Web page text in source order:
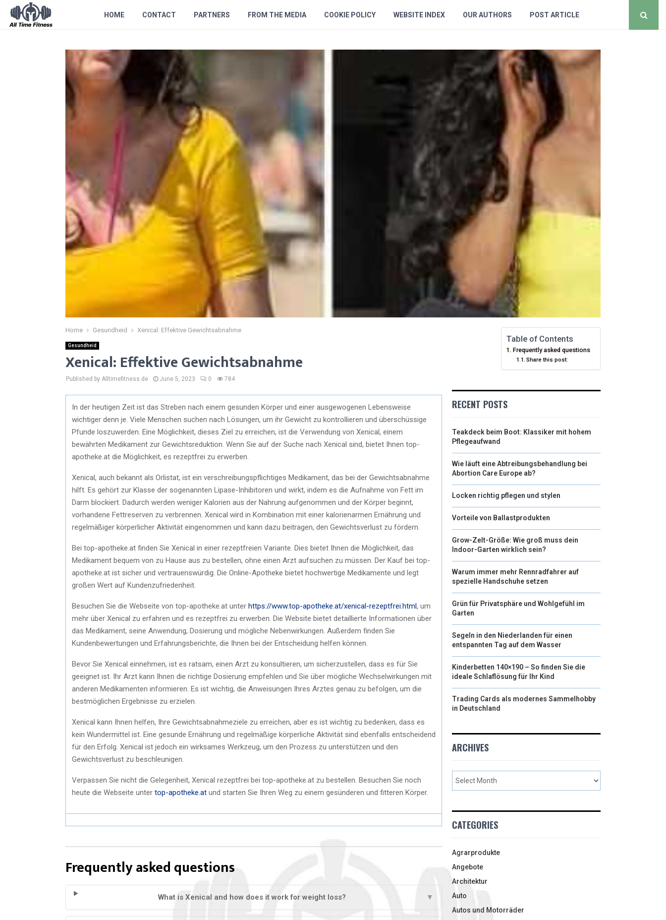
HOME CONTACT PARTNERS FROM THE MEDIA COOKIE POLICY WEBSITE INDEX OUR AUTHORS POST ARTICLE
Home Gesundheid Xenical: Effektive Gewichtsabnahme
Gesundheid
Xenical: Effektive Gewichtsabnahme
Published by Alltimefitness.de June 5, 2023 0 784
In der heutigen Zeit ist das Streben nach einem gesunden Körper und einer ausgewogenen Lebensweise
wichtiger denn je. Viele Menschen suchen nach Lösungen, um ihr Gewicht zu kontrollieren und überschüssige
Pfunde loszuwerden. Eine Möglichkeit, dieses Ziel zu erreichen, ist die Verwendung von Xenical, einem
bewährten Medikament zur Gewichtsreduktion. Wenn Sie auf der Suche nach Xenical sind, bietet Ihnen top-
apotheke.at die Möglichkeit, es rezeptfrei zu erwerben.
Xenical, auch bekannt als Orlistat, ist ein verschreibungspflichtiges Medikament, das bei der Gewichtsabnahme
hilft. Es gehört zur Klasse der sogenannten Lipase-Inhibitoren und wirkt, indem es die Aufnahme von Fett im
Darm blockiert. Dadurch werden weniger Kalorien aus der Nahrung aufgenommen und der Körper beginnt,
vorhandene Fettreserven zu verbrennen. Xenical wird in Kombination mit einer kalorienarmen Ernährung und
regelmäßiger körperlicher Aktivität eingenommen und kann dazu beitragen, den Gewichtsverlust zu fördern.
Bei top-apotheke.at finden Sie Xenical in einer rezeptfreien Variante. Dies bietet Ihnen die Möglichkeit, das
Medikament bequem von zu Hause aus zu bestellen, ohne einen Arzt aufsuchen zu müssen. Der Kauf bei top-
apotheke.at ist sicher und vertrauenswürdig. Die Online-Apotheke bietet hochwertige Medikamente und legt
großen Wert auf Kundenzufriedenheit.
Besuchen Sie die Webseite von top-apotheke.at unter https://www.top-apotheke.at/xenical-rezeptfrei.html, um
mehr über Xenical zu erfahren und es rezeptfrei zu erwerben. Die Website bietet detaillierte Informationen über
das Medikament, seine Anwendung, Dosierung und mögliche Nebenwirkungen. Außerdem finden Sie
Kundenbewertungen und Erfahrungsberichte, die Ihnen bei der Entscheidung helfen können.
Bevor Sie Xenical einnehmen, ist es ratsam, einen Arzt zu konsultieren, um sicherzustellen, dass es für Sie
geeignet ist. Ihr Arzt kann Ihnen die richtige Dosierung empfehlen und Sie über mögliche Wechselwirkungen mit
anderen Medikamenten informieren. Es ist wichtig, die Anweisungen Ihres Arztes genau zu befolgen, um die
bestmöglichen Ergebnisse zu erzielen.
Xenical kann Ihnen helfen, Ihre Gewichtsabnahmeziele zu erreichen, aber es ist wichtig zu bedenken, dass es
kein Wundermittel ist. Eine gesunde Ernährung und regelmäßige körperliche Aktivität sind ebenfalls entscheidend
für den Erfolg. Xenical ist jedoch ein wirksames Werkzeug, um den Prozess zu unterstützen und den
Gewichtsverlust zu beschleunigen.
Verpassen Sie nicht die Gelegenheit, Xenical rezeptfrei bei top-apotheke.at zu bestellen. Besuchen Sie noch
heute die Webseite unter top-apotheke.at und starten Sie Ihren Weg zu einem gesünderen und fitteren Körper.
Frequently asked questions
What is Xenical and how does it work for weight loss? ▼
Table of Contents
Frequently asked questions
Share this post:
RECENT POSTS
Teakdeck beim Boot: Klassiker mit hohem
Pflegeaufwand
Wie läuft eine Abtreibungsbehandlung bei
Abortion Care Europe ab?
Locken richtig pflegen und stylen
Vorteile von Ballastprodukten
Grow-Zelt-Größe: Wie groß muss dein
Indoor-Garten wirklich sein?
Warum immer mehr Rennradfahrer auf
spezielle Handschuhe setzen
Grün für Privatsphäre und Wohlgefühl im
Garten
Segeln in den Niederlanden für einen
entspannten Tag auf dem Wasser
Kinderbetten 140×190 – So finden Sie die
ideale Schlaflösung für Ihr Kind
Trading Cards als modernes Sammelhobby
in Deutschland
ARCHIVES
CATEGORIES
Agrarprodukte
Angebote
Architektur
Auto
Autos und Motorräder